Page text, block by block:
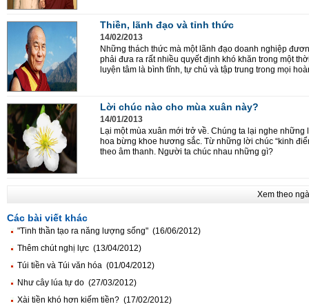
Thiền, lãnh đạo và tỉnh thức
14/02/2013
Những thách thức mà một lãnh đạo doanh nghiệp
phải đưa ra rất nhiều quyết định khó khăn trong một
luyện tâm là bình tĩnh, tự chủ và tập trung trong mọi
Lời chúc nào cho mùa xuân này?
14/01/2013
Lại một mùa xuân mới trở về. Chúng ta lại nghe
hoa bừng khoe hương sắc. Từ những lời chúc “kinh
theo âm thanh. Người ta chúc nhau những gì?
Xem theo
Các bài viết khác
"Tinh thần tạo ra năng lượng sống" (16/06/2012)
Thêm chút nghị lực (13/04/2012)
Túi tiền và Túi văn hóa (01/04/2012)
Như cây lúa tự do (27/03/2012)
Xài tiền khó hơn kiếm tiền? (17/02/2012)